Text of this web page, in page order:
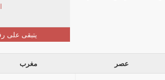
يتبقى على
عصر مغرب